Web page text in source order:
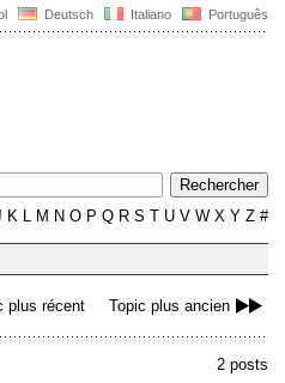
Deutsch Italiano Português
K L M N O P Q R S T U V W X Y Z #
plus récent Topic plus ancien
2 posts